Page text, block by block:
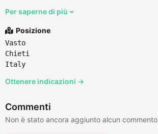
Per saperne di più
Posizione
Vasto
Chieti
Italy
Ottenere indicazioni →
Commenti
Non è stato ancora aggiunto alcun commento